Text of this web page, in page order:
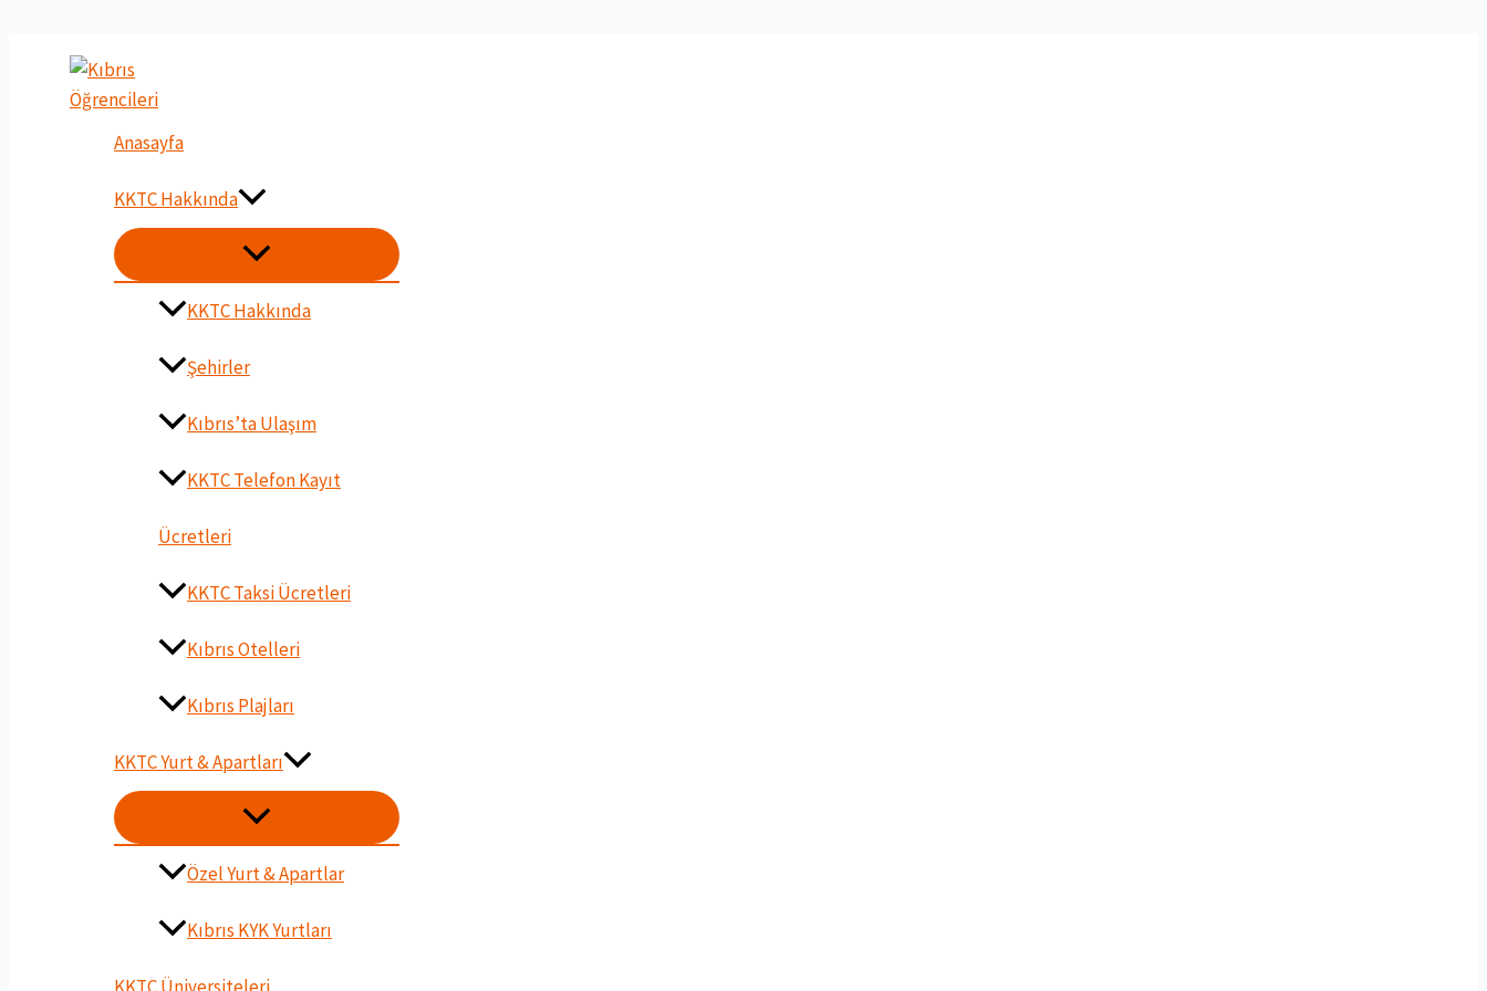
Anasayfa
KKTC Hakkında
MENU
DÜĞMESI
KKTC Hakkında
Şehirler
Kıbrıs’ta Ulaşım
KKTC Telefon Kayıt
Ücretleri
KKTC Taksi Ücretleri
Kıbrıs Otelleri
Kıbrıs Plajları
KKTC Yurt & Apartları
MENU
DÜĞMESI
Özel Yurt & Apartlar
Kıbrıs KYK Yurtları